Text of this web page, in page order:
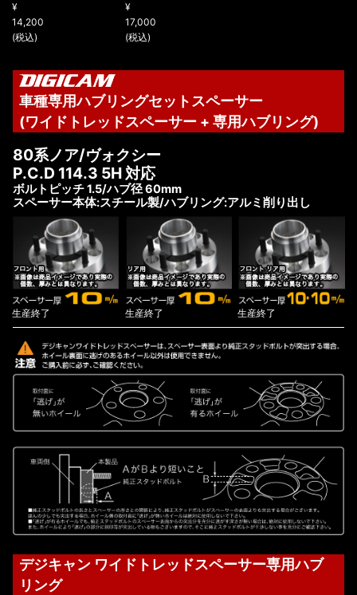
¥
14,200
(税込)
¥
17,000
(税込)
車種専用ハブリングセットスペーサー
(ワイドトレッドスペーサー + 専用ハブリング)
80系ノア/ヴォクシー
P.C.D 114.3 5H 対応
ボルトピッチ 1.5/ハブ径 60mm
スペーサー本体:スチール製/ハブリング:アルミ削り出し
生産終了 生産終了 生産終了
デジキャン ワイドトレッドスペーサー専用ハブ
リング